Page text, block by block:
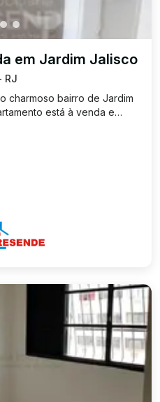
em Jardim Jalisco
RJ
charmoso bairro de Jardim
está à venda e
para viver com conforto
espaçosos, perfeitos para